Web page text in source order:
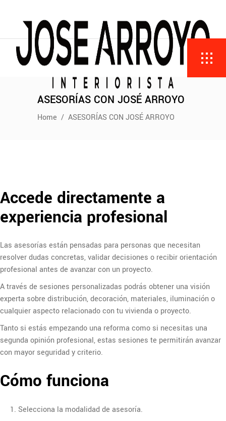
ASESORÍAS CON JOSÉ ARROYO
Home / ASESORÍAS CON JOSÉ ARROYO
Accede directamente a
experiencia profesional
Las asesorías están pensadas para personas que necesitan
resolver dudas concretas, validar decisiones o recibir orientación
profesional antes de avanzar con un proyecto.
A través de sesiones personalizadas podrás obtener una visión
experta sobre distribución, decoración, materiales, iluminación o
cualquier aspecto relacionado con tu vivienda o proyecto.
Tanto si estás empezando una reforma como si necesitas una
segunda opinión profesional, estas sesiones te permitirán avanzar
con mayor seguridad y criterio.
Cómo funciona
1. Selecciona la modalidad de asesoría.